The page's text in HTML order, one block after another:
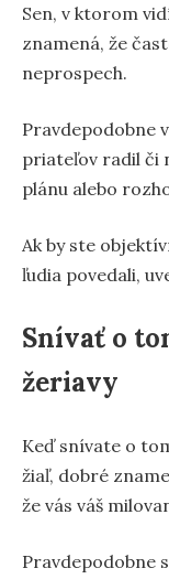
Sen, v ktorom
znamená, že
neprospech.
Pravdepodobne
priateľov radil či
plánu alebo
Ak by ste
ľudia povedali,
Snívať o
žeriavy
Keď snívate o
žiaľ, dobré
že vás váš
Pravdepodobne